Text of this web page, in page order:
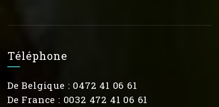
Téléphone
De Belgique : 0472 41 06 61
De France : 0032 472 41 06 61